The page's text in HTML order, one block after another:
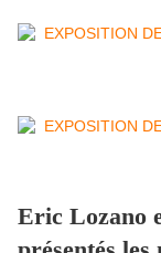
Eric Lozano